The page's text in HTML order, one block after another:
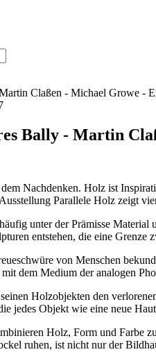
Bally - Martin
Nachdenken. Holz ist
Parallele Holz zeigt
unter der Prämisse
entstehen, die eine Grenze
von Menschen
dem Medium der analogen
Holzobjekten den
jedes Objekt wie eine neue
Holz, Form und Farbe
ruhen, ist nicht nur der